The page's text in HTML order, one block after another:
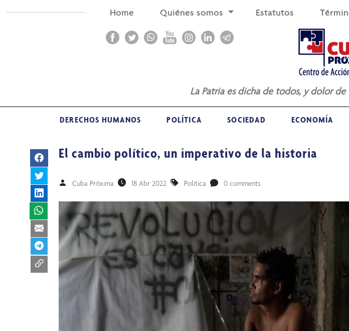
Home Quiénes somos Estatutos
La Patria es dicha de todos, y dolor
DERECHOS HUMANOS POLÍTICA SOCIEDAD ECONOMÍA
El cambio político, un imperativo de la historia
Cuba Próxima 18 Abr 2022 Política 0 comments